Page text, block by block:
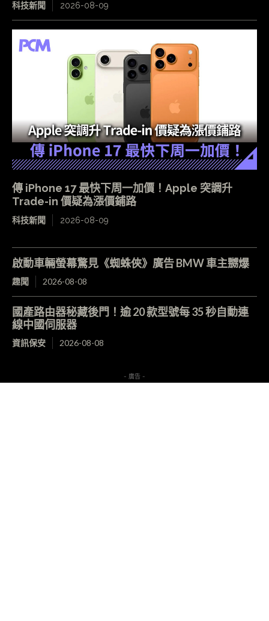
科技新聞 2026-08-09
傳 iPhone 17 最快下周一加價！Apple 突調升
Trade-in 價疑為漲價鋪路
科技新聞 2026-08-09
啟動車輛螢幕驚見《蜘蛛俠》廣告 BMW 車主嬲爆
趣聞 2026-08-08
國產路由器秘藏後門！逾 20 款型號每 35 秒自動連
線中國伺服器
資訊保安 2026-08-08
- 廣告 -